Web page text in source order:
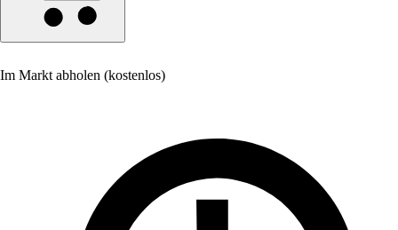
Im Markt abholen (kostenlos)